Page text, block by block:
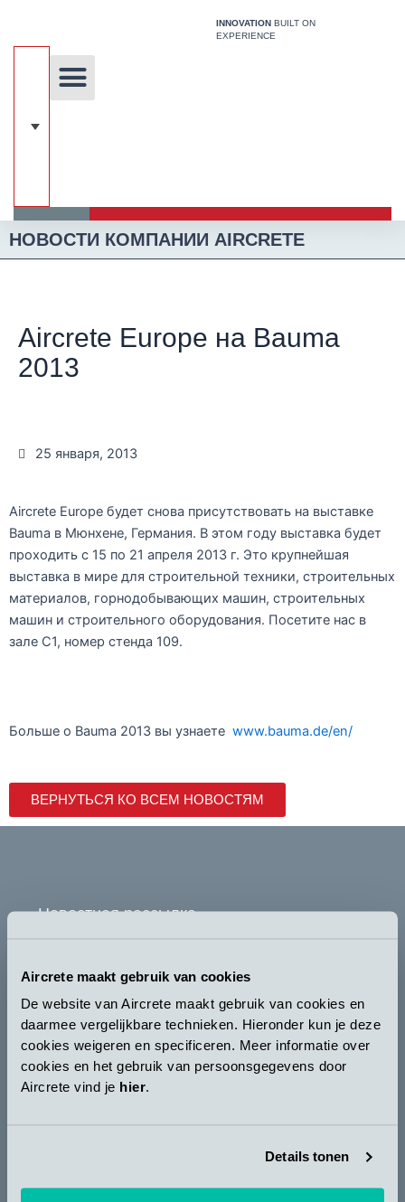
Aircrete maakt gebruik van cookies
De website van Aircrete maakt gebruik van cookies en
daarmee vergelijkbare technieken. Hieronder kun je deze
cookies weigeren en specificeren. Meer informatie over
cookies en het gebruik van persoonsgegevens door
Aircrete vind je hier.
Details tonen
содержимому
INNOVATION BUILT ON
EXPERIENCE
НОВОСТИ КОМПАНИИ AIRCRETE
Aircrete Europe на Bauma
2013
25 января, 2013
Aircrete Europe будет снова присутствовать на выставке
Bauma в Мюнхене, Германия. В этом году выставка будет
проходить с 15 по 21 апреля 2013 г. Это крупнейшая
выставка в мире для строительной техники, строительных
материалов, горнодобывающих машин, строительных
машин и строительного оборудования. Посетите нас в
зале C1, номер стенда 109.
Больше о Bauma 2013 вы узнаете www.bauma.de/en/
ВЕРНУТЬСЯ КО ВСЕМ НОВОСТЯМ
Новостная рассылка
Y
o
u
t
L
i
n
k
Copyright© 2024 AIRCRETE EUROPE
ОБРАТИТЬСЯ